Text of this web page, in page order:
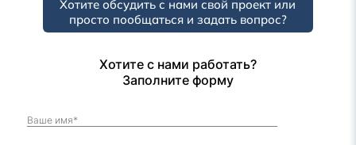
Хотите обсудить с нами свой проект или
просто пообщаться и задать вопрос?
Хотите с нами работать?
Заполните форму